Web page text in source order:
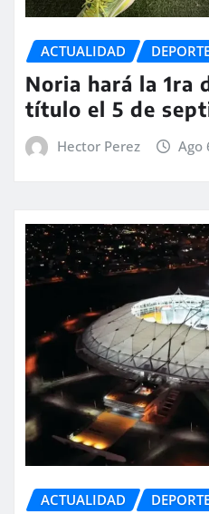
ACTUALIDAD
Noria hará la 1ra
título el 5 de
Hector Perez Ago
ACTUALIDAD